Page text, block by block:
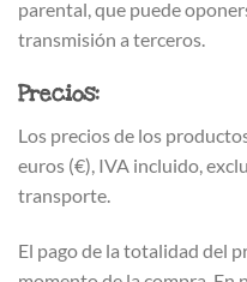
parental, que puede
transmisión a terceros.
Precios:
Los precios de los
euros (€), IVA incluido,
transporte.
El pago de la totalidad del